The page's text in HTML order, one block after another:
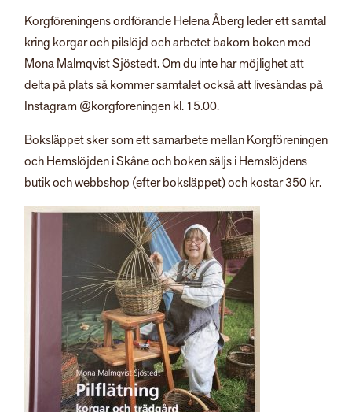
Korgföreningens ordförande Helena Åberg leder ett samtal
kring korgar och pilslöjd och arbetet bakom boken med
Mona Malmqvist Sjöstedt. Om du inte har möjlighet att
delta på plats så kommer samtalet också att livesändas på
Instagram @korgforeningen kl. 15.00.
Boksläppet sker som ett samarbete mellan Korgföreningen
och Hemslöjden i Skåne och boken säljs i Hemslöjdens
butik och webbshop (efter boksläppet) och kostar 350 kr.